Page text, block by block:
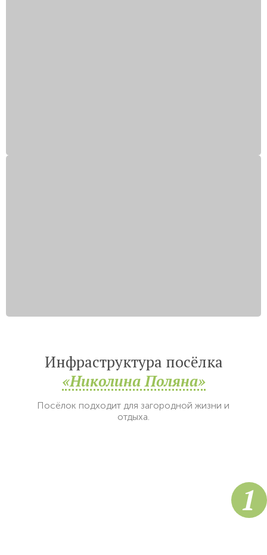
Инфраструктура посёлка
«Николина Поляна»
Посёлок подходит для загородной жизни и
отдыха.
1